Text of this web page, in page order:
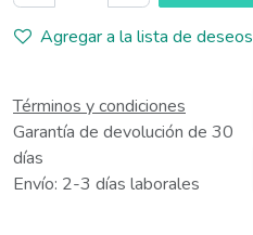
Agregar a la lista de deseos
Términos y condiciones
Garantía de devolución de 30
días
Envío: 2-3 días laborales